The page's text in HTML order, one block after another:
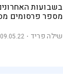
בשבועות
מספר פרסומים
ישראל"
שילה פריד 09.05.22